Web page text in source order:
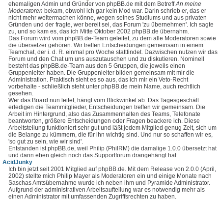
ehemaligen Admin und Gründer von phpBB.de mit dem BetreffAn meine
Moderatoren bekam, obwohl ich gar kein Mod war. Darin schrieb er, das er
nicht mehr weitermachen könne, wegen seines Studiums und aus privaten
Gründen und der fragte, wer bereit sei, das Forum 'zu übernehmen'. Ich sagte
zu, und so kam es, das ich Mitte Oktober 2002 phpBB.de übernahm.
Das Forum wird vom phpBB.de-Team geleitet, zu dem alle Moderatoren sowie
die übersetzer gehören. Wir treffen Entscheidungen gemeinsam in einem
Teamchat, der i. d. R. einmal pro Woche stattfindet. Dazwischen nutzen wir das
Forum und den Chat um uns auszutauschen und zu diskutieren. Nominell
besteht das phpBB.de-Team aus den 5 Gruppen, die jeweils einen
Gruppenleiter haben. Die Gruppenleiter bilden gemeinsam mit mir die
Administration. Praktisch sieht es so aus, das ich mir ein Veto-Recht
vorbehalte - schließlich steht unter phpBB.de mein Name, auch rechtlich
gesehen.
Wer das Board nun leitet, hängt vom Blickwinkel ab. Das Tagesgeschäft
erledigen die Teammitglieder, Entscheidungen treffen wir gemeinsam. Die
Arbeit im Hintergrund, also das Zusammenhalten des Teams, Telefonate
beantworten, größere Entscheidungen oder Fragen beackere ich. Diese
Arbeitsteilung funktioniert sehr gut und läßt jedem Mitglied genug Zeit, sich um
die Belange zu kümmern, die für ihn wichtig sind. Und nur so schaffen wir es,
'so gut zu sein, wie wir sind'.
Entstanden ist phpBB.de, weil Philip (PhilRM) die damalige 1.0.0 übersetzt hat
und dann eben gleich noch das Supportforum drangehängt hat.
AcidJunky
Ich bin jetzt seit 2001 Mitglied auf phpBB.de. Mit dem Release von 2.0.0 (April,
2002) stellte mich Philip Mayer als Moderatoren ein und einige Monate nach
Saschas Amtsübernahme wurde ich neben ihm und Pyramide Administrator.
Aufgrund der administrativen Arbeitsaufteilung war es notwendig mehr als
einen Administrator mit umfassenden Zugriffsrechten zu haben.